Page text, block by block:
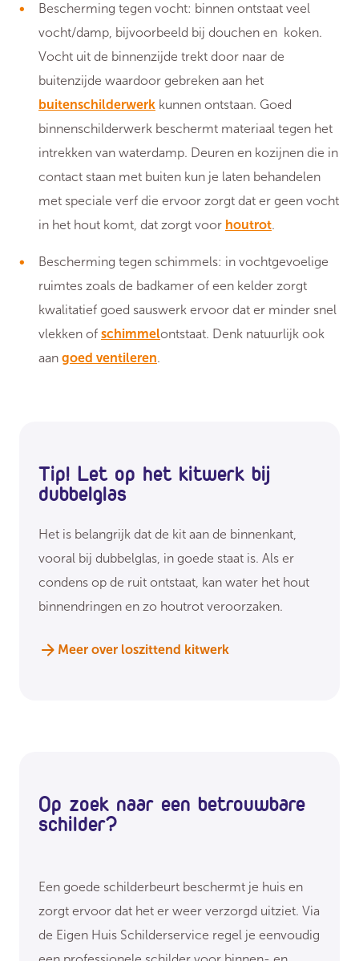
Bescherming tegen vocht: binnen ontstaat veel
vocht/damp, bijvoorbeeld bij douchen en koken.
Vocht uit de binnenzijde trekt door naar de
buitenzijde waardoor gebreken aan het
buitenschilderwerk kunnen ontstaan. Goed
binnenschilderwerk beschermt materiaal tegen het
intrekken van waterdamp. Deuren en kozijnen die in
contact staan met buiten kun je laten behandelen
met speciale verf die ervoor zorgt dat er geen vocht
in het hout komt, dat zorgt voor houtrot.
Bescherming tegen schimmels: in vochtgevoelige
ruimtes zoals de badkamer of een kelder zorgt
kwalitatief goed sauswerk ervoor dat er minder snel
vlekken of schimmelontstaat. Denk natuurlijk ook
aan goed ventileren.
Tip! Let op het kitwerk bij
dubbelglas
Het is belangrijk dat de kit aan de binnenkant,
vooral bij dubbelglas, in goede staat is. Als er
condens op de ruit ontstaat, kan water het hout
binnendringen en zo houtrot veroorzaken.
Meer over loszittend kitwerk
Op zoek naar een betrouwbare
schilder?
Een goede schilderbeurt beschermt je huis en
zorgt ervoor dat het er weer verzorgd uitziet. Via
de Eigen Huis Schilderservice regel je eenvoudig